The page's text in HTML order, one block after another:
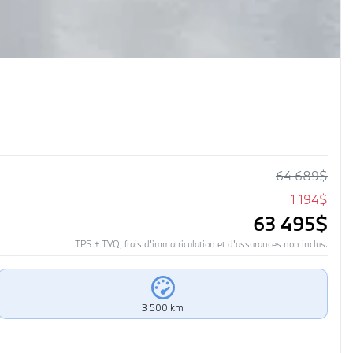
64 689$
1 194$
63 495$
TPS + TVQ, frais d'immatriculation et d'assurances non inclus.
3 500 km